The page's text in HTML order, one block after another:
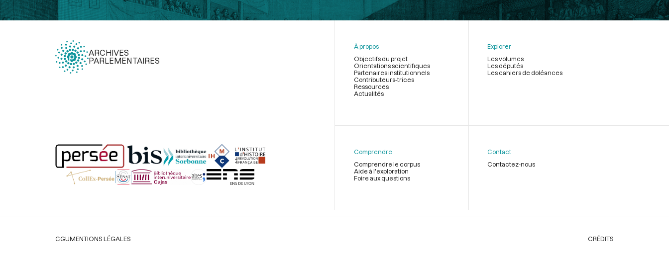
ARCHIVES
PARLEMENTAIRES
page
À propos
Objectifs du projet
Orientations scientifiques
Partenaires institutionnels
Contributeurs-trices
Ressources
Actualités
Explorer
Les volumes
Les députés
Les cahiers de doléances
Comprendre
Comprendre le corpus
Aide à l'exploration
Foire aux questions
Contact
Contactez-nous
Légal
CGUMENTIONS LÉGALES CRÉDITS